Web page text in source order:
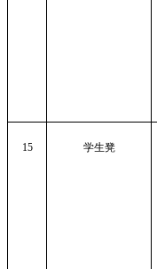
15 学生凳